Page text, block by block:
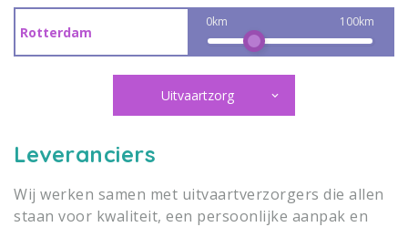
0km 100km
Uitvaartzorg
Leveranciers
Wij werken samen met uitvaartverzorgers die allen
staan voor kwaliteit, een persoonlijke aanpak en